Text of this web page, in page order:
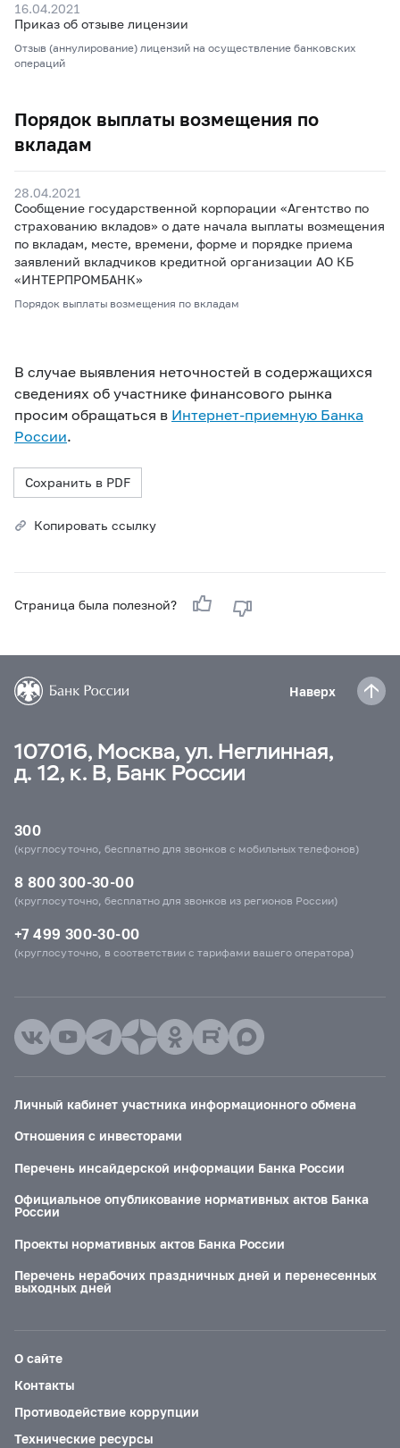
16.04.2021
Приказ об отзыве лицензии
Отзыв (аннулирование) лицензий на осуществление банковских
операций
Порядок выплаты возмещения по
вкладам
28.04.2021
Сообщение государственной корпорации «Агентство по
страхованию вкладов» о дате начала выплаты возмещения
по вкладам, месте, времени, форме и порядке приема
заявлений вкладчиков кредитной организации АО КБ
«ИНТЕРПРОМБАНК»
Порядок выплаты возмещения по вкладам
В случае выявления неточностей в содержащихся
сведениях об участнике финансового рынка
просим обращаться в Интернет-приемную Банка
России.
Сохранить в PDF
Копировать ссылку
Страница была полезной?
Наверх
107016, Москва, ул. Неглинная,
д. 12, к. В, Банк России
300
(круглосуточно, бесплатно для звонков с мобильных телефонов)
8 800 300-30-00
(круглосуточно, бесплатно для звонков из регионов России)
+7 499 300-30-00
(круглосуточно, в соответствии с тарифами вашего оператора)
Личный кабинет участника информационного обмена
Отношения с инвесторами
Перечень инсайдерской информации Банка России
Официальное опубликование нормативных актов Банка
России
Проекты нормативных актов Банка России
Перечень нерабочих праздничных дней и перенесенных
выходных дней
О сайте
Контакты
Противодействие коррупции
Технические ресурсы